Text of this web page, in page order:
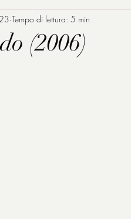
(2006)
Tempo di lettura: 5 min